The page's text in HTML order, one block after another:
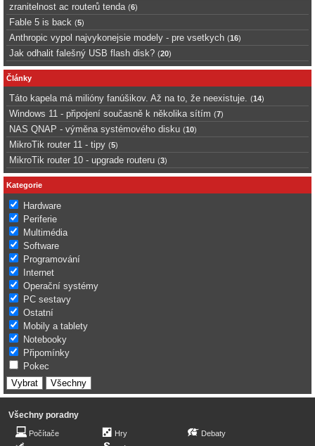
zranitelnost ac routerů tenda (6)
Fable 5 is back (5)
Anthropic vypol najvykonejsie modely - pre vsetkych (16)
Jak odhalit falešný USB flash disk? (20)
Články
Táto kapela má milióny fanúšikov. Až na to, že neexistuje. (14)
Windows 11 - připojení současně k několika sítím (7)
NAS QNAP - výměna systémového disku (10)
MikroTik router 11 - tipy (5)
MikroTik router 10 - upgrade routeru (3)
Kategorie
Hardware
Periferie
Multimédia
Software
Programování
Internet
Operační systémy
PC sestavy
Ostatní
Mobily a tablety
Notebooky
Připomínky
Pokec
Všechny poradny
Počítače
Hry
Debaty